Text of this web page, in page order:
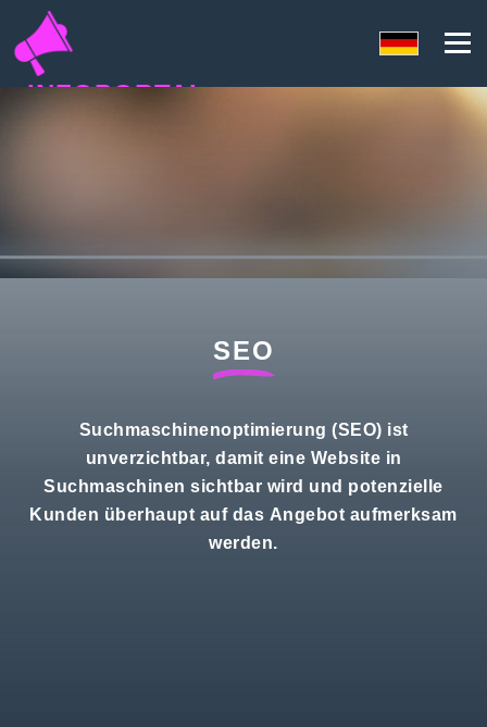
INFOPORTAL
SEO
Suchmaschinenoptimierung (SEO) ist
unverzichtbar, damit eine Website in
Suchmaschinen sichtbar wird und potenzielle
Kunden überhaupt auf das Angebot aufmerksam
werden.